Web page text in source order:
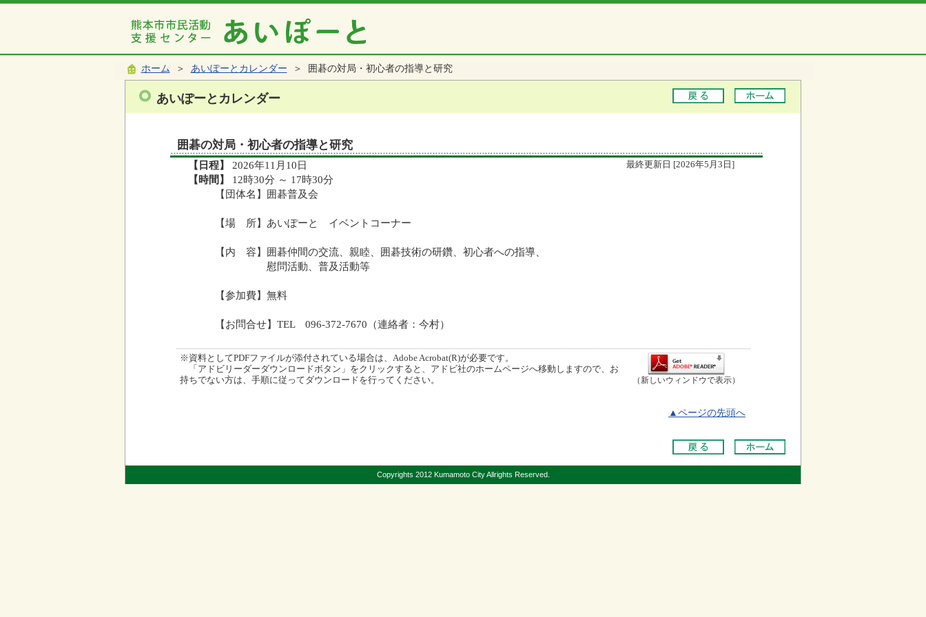
ホーム ＞ あいぽーとカレンダー ＞ 囲碁の対局・初心者の指導と研究
あいぽーとカレンダー
囲碁の対局・初心者の指導と研究
【日程】 2026年11月10日 最終更新日 [2026年5月3日]
【時間】
12時30分 ～ 17時30分
【団体名】囲碁普及会
【場 所】あいぽーと イベントコーナー
【内 容】囲碁仲間の交流、親睦、囲碁技術の研鑽、初心者への指導、
慰問活動、普及活動等
【参加費】無料
【お問合せ】TEL 096-372-7670（連絡者：今村）
※資料としてPDFファイルが添付されている場合は、Adobe Acrobat(R)が必要です。
「アドビリーダーダウンロードボタン」をクリックすると、アドビ社のホームページへ移動しますので、お
持ちでない方は、手順に従ってダウンロードを行ってください。
（新しいウィンドウで表示）
▲ページの先頭へ
Copyrights 2012 Kumamoto City Allrights Reserved.